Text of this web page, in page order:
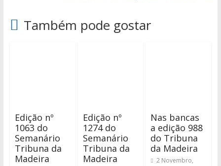
Também pode gostar
Edição nº
1063 do
Semanário
Tribuna da
Madeira
Edição nº
1274 do
Semanário
Tribuna da
Madeira
Nas bancas
a edição 988
do Tribuna
da Madeira
2 Novembro,